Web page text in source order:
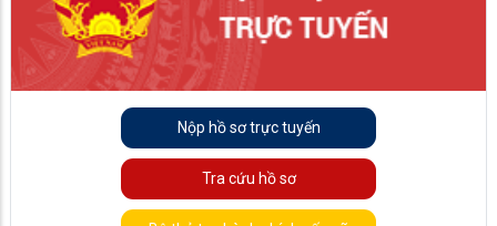
Nộp hồ sơ trực tuyến
Tra cứu hồ sơ